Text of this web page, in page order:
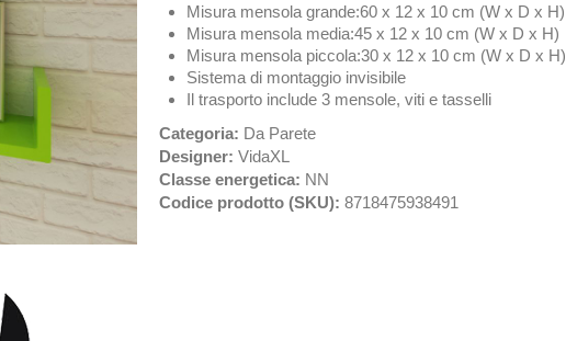
Misura mensola grande:60 x 12 x 10 cm (W x D x H)
Misura mensola media:45 x 12 x 10 cm (W x D x H)
Misura mensola piccola:30 x 12 x 10 cm (W x D x H)
Sistema di montaggio invisibile
Il trasporto include 3 mensole, viti e tasselli
Categoria: Da Parete
Designer: VidaXL
Classe energetica: NN
Codice prodotto (SKU): 8718475938491